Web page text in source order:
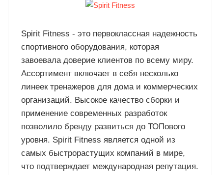
Spirit Fitness - это первоклассная надежность
спортивного оборудования, которая
завоевала доверие клиентов по всему миру.
Ассортимент включает в себя несколько
линеек тренажеров для дома и коммерческих
организаций. Высокое качество сборки и
применение современных разработок
позволило бренду развиться до ТОПового
уровня. Spirit Fitness является одной из
самых быстрорастущих компаний в мире,
что подтверждает международная репутация.